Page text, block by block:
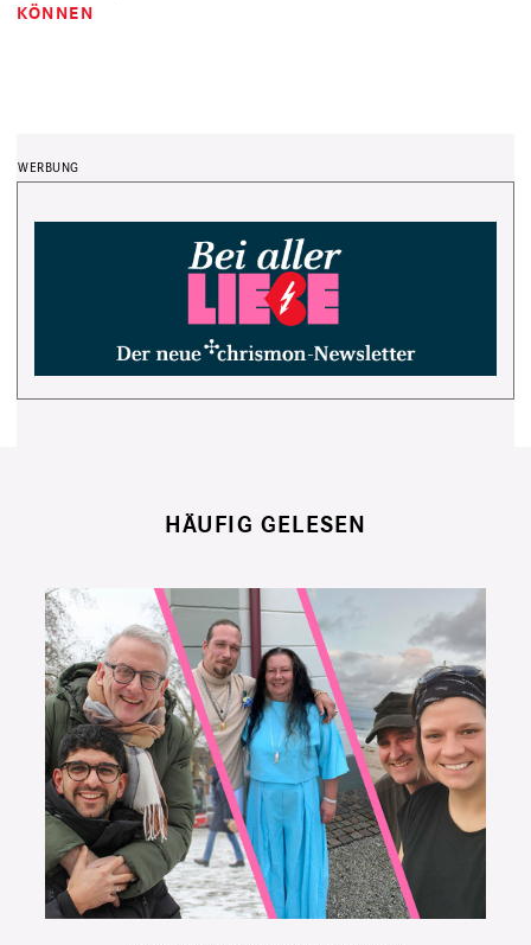
KÖNNEN
HÄUFIG GELESEN